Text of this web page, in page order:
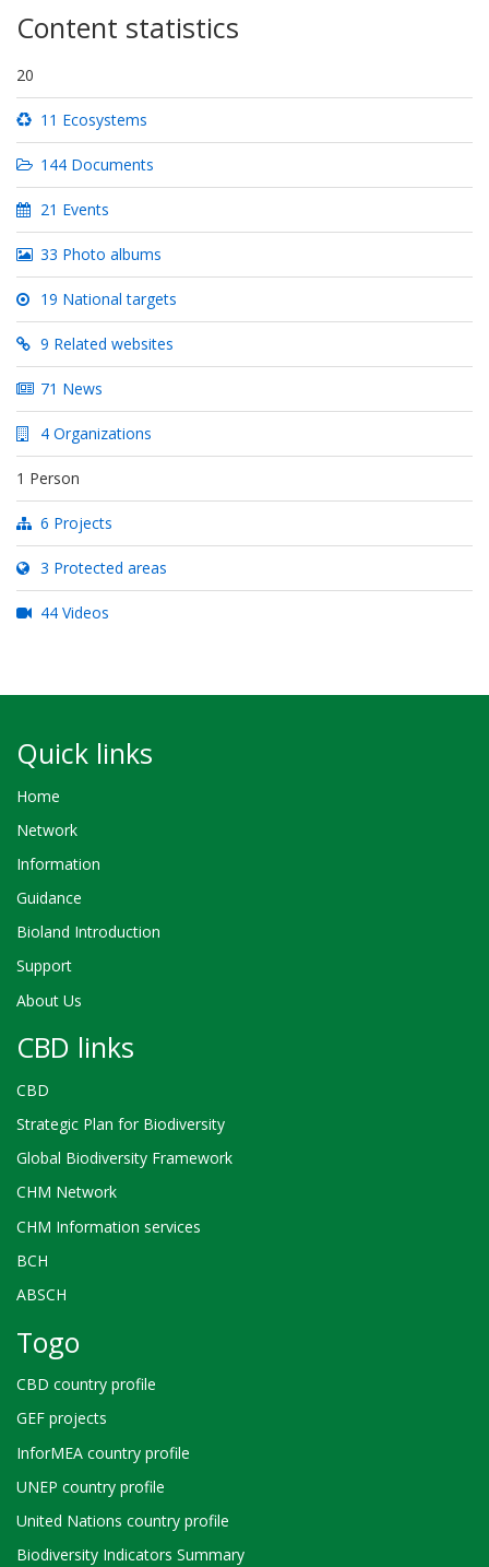
Content statistics
20
11 Ecosystems
144 Documents
21 Events
33 Photo albums
19 National targets
9 Related websites
71 News
4 Organizations
1 Person
6 Projects
3 Protected areas
44 Videos
Quick links
Home
Network
Information
Guidance
Bioland Introduction
Support
About Us
CBD links
CBD
Strategic Plan for Biodiversity
Global Biodiversity Framework
CHM Network
CHM Information services
BCH
ABSCH
Togo
CBD country profile
GEF projects
InforMEA country profile
UNEP country profile
United Nations country profile
Biodiversity Indicators Summary